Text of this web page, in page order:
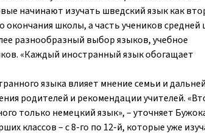
начинают изучать шведский язык как
окончания школы, а часть учеников
разнообразный выбор языков, учебное
«Каждый иностранный язык обогащает
языка влияет мнение семьи и
родителей и рекомендации учителей.
только немецкий язык», – уточняет
классов – с 8-го по 12-й, которые уже